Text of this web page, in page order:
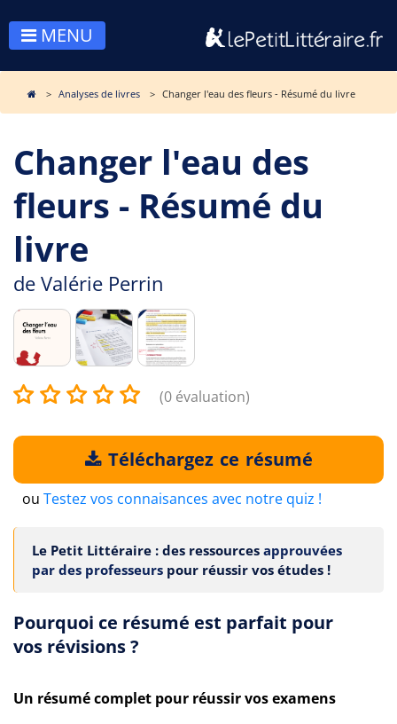
MENU
Analyses de livres Changer l'eau des fleurs - Résumé du livre
Changer l'eau des
fleurs - Résumé du
livre
de Valérie Perrin
(0 évaluation)
Téléchargez ce résumé
ou Testez vos connaisances avec notre quiz !
Le Petit Littéraire : des ressources approuvées
par des professeurs pour réussir vos études !
Pourquoi ce résumé est parfait pour
vos révisions ?
Un résumé complet pour réussir vos examens